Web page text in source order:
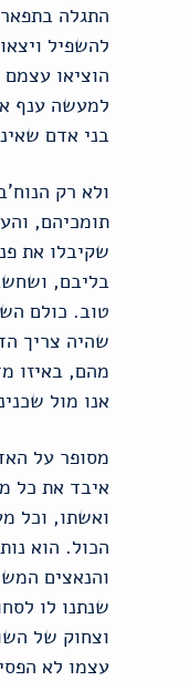
התגלה
להשפיל
הוציאו
למעשה ענף
בני אדם
ולא רק
תומכיהם,
שקיבלו את
בליבם,
טוב. כולם
שהיה צריך
מהם, באיזו
אנו מול
מסופר על
ואשתו, וכל
הכול. הוא
והנאצים
שנתנו לו
וצחוק של
עצמו לא